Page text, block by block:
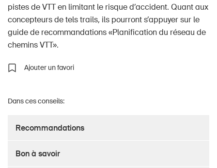
À propos du BPA
Médias
Politique
Campagnes
Postes vacants
pistes de VTT en limitant le risque d’accident. Quant aux
concepteurs de tels trails, ils pourront s’appuyer sur le
guide de recommandations «Planification du réseau de
chemins VTT».
Ajouter un favori
Dans ces conseils:
Recommandations
Bon à savoir